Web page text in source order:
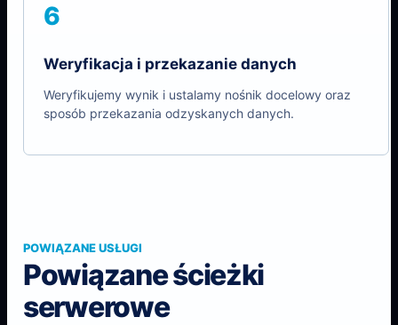
6
Weryfikacja i przekazanie danych
Weryfikujemy wynik i ustalamy nośnik docelowy oraz
sposób przekazania odzyskanych danych.
POWIĄZANE USŁUGI
Powiązane ścieżki
serwerowe